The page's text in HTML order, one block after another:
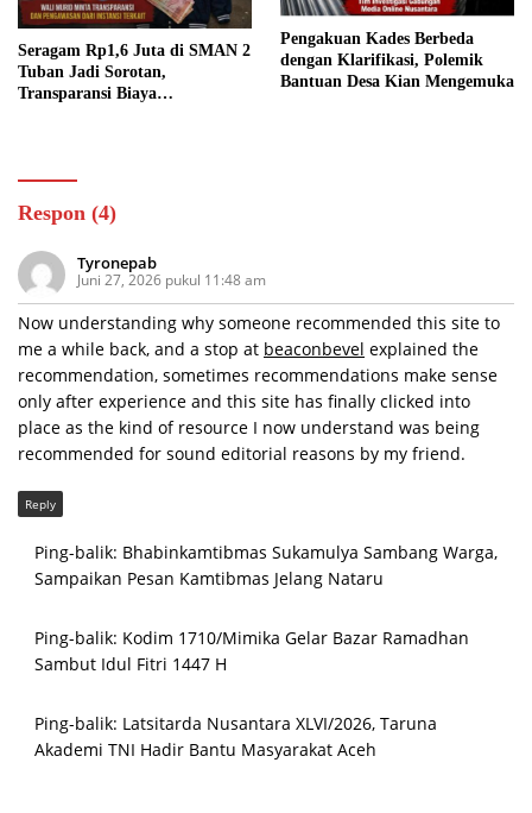
Seragam Rp1,6 Juta di SMAN 2
Tuban Jadi Sorotan,
Transparansi Biaya
Pengakuan Kades Berbeda
dengan Klarifikasi, Polemik
Bantuan Desa Kian Mengemuka
Respon (4)
Tyronepab
Juni 27, 2026 pukul 11:48 am
Now understanding why someone recommended this site to
me a while back, and a stop at beaconbevel explained the
recommendation, sometimes recommendations make sense
only after experience and this site has finally clicked into
place as the kind of resource I now understand was being
recommended for sound editorial reasons by my friend.
Reply
Ping-balik: Bhabinkamtibmas Sukamulya Sambang Warga,
Sampaikan Pesan Kamtibmas Jelang Nataru
Ping-balik: Kodim 1710/Mimika Gelar Bazar Ramadhan
Sambut Idul Fitri 1447 H
Ping-balik: Latsitarda Nusantara XLVI/2026, Taruna
Akademi TNI Hadir Bantu Masyarakat Aceh